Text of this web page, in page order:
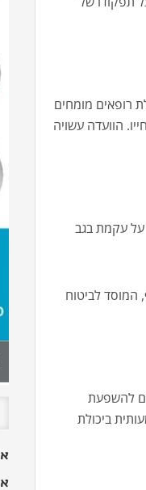
רופאים מומחים
הוועדה עשויה
על עקמת בגב
בנוסף, המוסד לביטוח
להשפעת
ביכולת